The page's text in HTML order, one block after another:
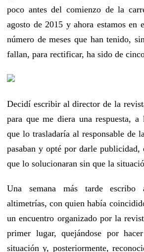
poco antes del comienzo de la
agosto de 2015 y ahora estamos en
número de meses que han tenido,
fallan, para rectificar, ha sido de
Decidí escribir al director de la
para que me diera una respuesta,
que lo trasladaría al responsable de
pasaban y opté por darle publicidad,
que lo solucionaran sin que la
Una semana más tarde escribo
altimetrías, con quien había
un encuentro organizado por la
primer lugar, quejándose por
situación y, posteriormente,